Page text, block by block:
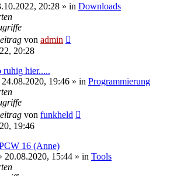
20:28 » in Downloads
von admin
20:28
ruhig hier.....
24.08.2020, 19:46 » in Programmierung
von funkheld
19:46
16 (Anne)
20.08.2020, 15:44 » in Tools